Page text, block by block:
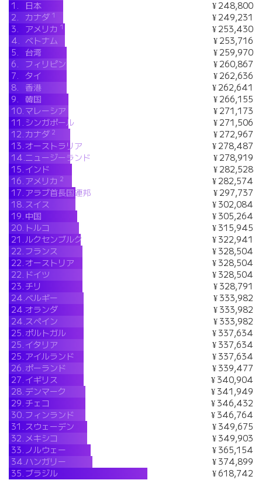
1. 日本
¥ 248,800
2.
カナダ 1
¥ 249,231
3.
アメリカ 1
¥ 253,430
4.
ベトナム
¥ 253,716
5.
台湾
¥ 259,970
6.
フィリピン
¥ 260,867
7.
タイ
¥ 262,636
8.
香港
¥ 262,641
9.
韓国
¥ 266,155
10. マレーシア
¥ 271,173
11. シンガポール
¥ 271,506
12. カナダ 2
¥ 272,967
13.オーストラリア
¥ 278,487
14.ニュージーランド
¥ 278,919
15. インド
¥ 282,528
16. アメリカ 2
¥ 282,574
17. アラブ首長国連邦
¥ 297,737
18. スイス
¥ 302,084
19. 中国
¥ 305,264
20. トルコ
¥ 315,945
21.ルクセンブルク
¥ 322,941
22. フランス
¥ 328,504
22.オーストリア
¥ 328,504
22. ドイツ
¥ 328,504
23.チリ
¥ 328,791
24.ベルギー
¥ 333,982
24.オランダ
¥ 333,982
24.スペイン
¥ 333,982
25. ポルトガル
¥ 337,634
25. イタリア
¥ 337,634
25. アイルランド
¥ 337,634
26. ポーランド
¥ 339,477
27. イギリス
¥ 340,904
28.デンマーク
¥ 341,949
29.チェコ
¥ 346,432
30. フィンランド
¥ 346,764
31. スウェーデン
¥ 349,675
32. メキシコ
¥ 349,903
33. ノルウェー
¥ 365,154
34.ハンガリー
¥ 374,899
35. ブラジル ¥ 618,742